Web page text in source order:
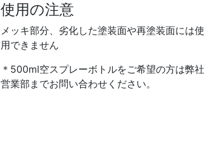
使用の注意
メッキ部分、劣化した塗装面や再塗装面には使
用できません
＊500ml空スプレーボトルをご希望の方は弊社
営業部までお問い合わせください。